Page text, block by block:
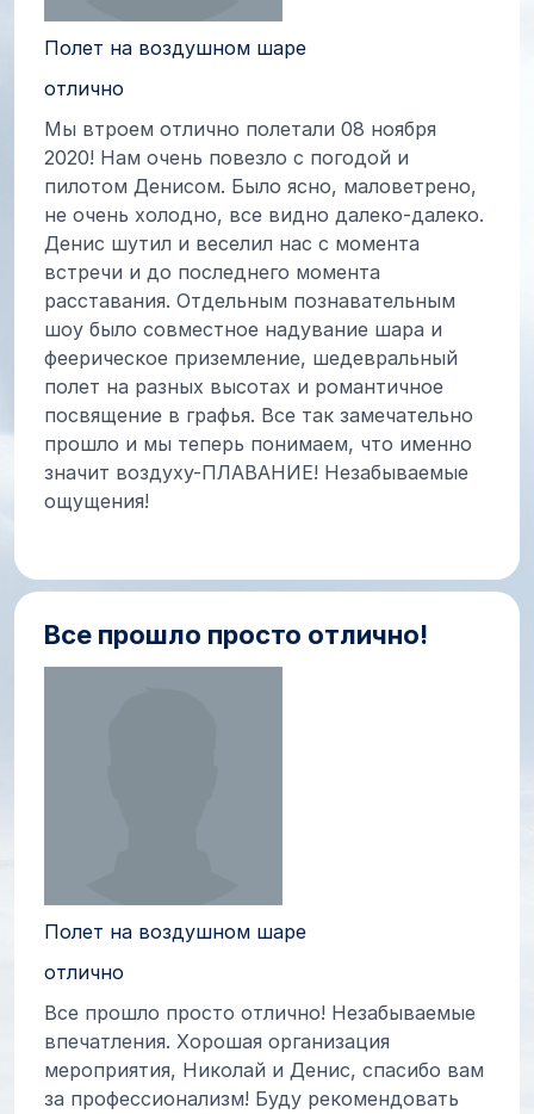
Полет на воздушном шаре
отлично
Мы втроем отлично полетали 08 ноября
2020! Нам очень повезло с погодой и
пилотом Денисом. Было ясно, маловетрено,
не очень холодно, все видно далеко-далеко.
Денис шутил и веселил нас с момента
встречи и до последнего момента
расставания. Отдельным познавательным
шоу было совместное надувание шара и
феерическое приземление, шедевральный
полет на разных высотах и романтичное
посвящение в графья. Все так замечательно
прошло и мы теперь понимаем, что именно
значит воздуху-ПЛАВАНИЕ! Незабываемые
ощущения!
Все прошло просто отлично!
Полет на воздушном шаре
отлично
Все прошло просто отлично! Незабываемые
впечатления. Хорошая организация
мероприятия, Николай и Денис, спасибо вам
за профессионализм! Буду рекомендовать